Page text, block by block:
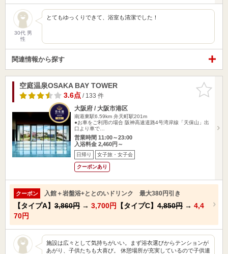
30代 男
性
とてもゆっくりできて、浴室も清潔でした！
関連情報から探す
お気に入
りに追加
空庭温泉OSAKA BAY TOWER
3.6点/ 133 件
大阪府 / 大阪市港区
南港東駅6.59km 弁天町駅201m
●お車をご利用の場合 阪神高速道路4号湾岸線「天保山」出
口より車で…
営業時間 11:00～23:00
入浴料金 2,460円～
日帰り 女子旅・女子会
クーポンあり
クーポン 入館＋岩盤浴+ととのいドリンク 最大380円引き
【タイプA】 3,860円 → 3,700円 【タイプC】 4,850円 → 4,4
70円
施設は広々として気持ちがいい。まず浴衣選びからテンションが
あがり、子供たちも大喜び。 休憩場所が充実しているので子供連